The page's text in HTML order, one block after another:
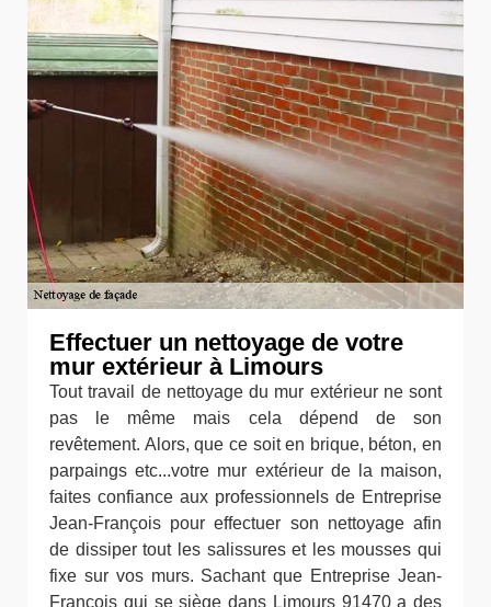
Effectuer un nettoyage de votre
mur extérieur à Limours
Tout travail de nettoyage du mur extérieur ne sont
pas le même mais cela dépend de son
revêtement. Alors, que ce soit en brique, béton, en
parpaings etc...votre mur extérieur de la maison,
faites confiance aux professionnels de Entreprise
Jean-François pour effectuer son nettoyage afin
de dissiper tout les salissures et les mousses qui
fixe sur vos murs. Sachant que Entreprise Jean-
François qui se siège dans Limours 91470 a des